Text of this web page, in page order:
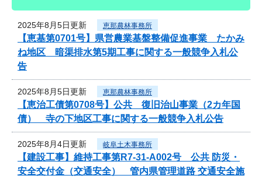
2025年8月5日更新 恵那農林事務所
【恵基第0701号】県営農業基盤整備促進事業 たかみ
ね地区 暗渠排水第5期工事に関する一般競争入札公
告
2025年8月5日更新 恵那農林事務所
【恵治工債第0708号】公共 復旧治山事業（2カ年国
債） 寺の下地区工事に関する一般競争入札公告
2025年8月4日更新 岐阜土木事務所
【建設工事】維持工事第R7-31-A002号 公共 防災・
安全交付金（交通安全） 管内県管理道路 交通安全施